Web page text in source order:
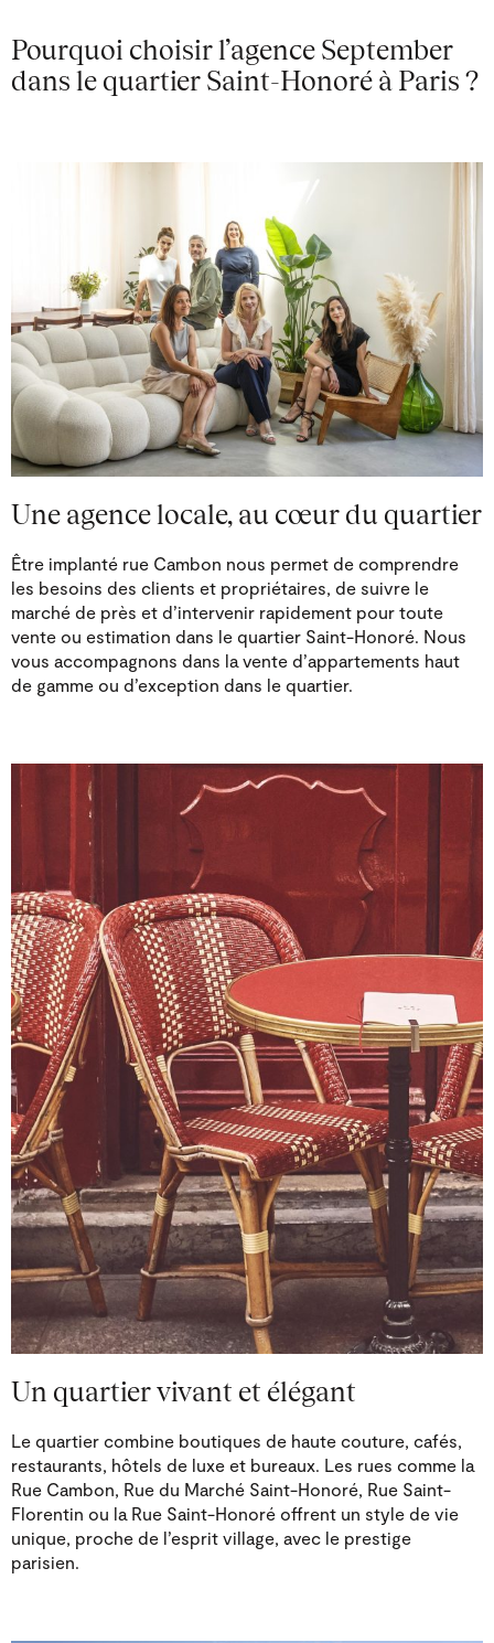
Pourquoi choisir l’agence September
dans le quartier Saint-Honoré à Paris ?
Une agence locale, au cœur du quartier
Être implanté rue Cambon nous permet de comprendre
les besoins des clients et propriétaires, de suivre le
marché de près et d’intervenir rapidement pour toute
vente ou estimation dans le quartier Saint-Honoré. Nous
vous accompagnons dans la vente d’appartements haut
de gamme ou d’exception dans le quartier.
Un quartier vivant et élégant
Le quartier combine boutiques de haute couture, cafés,
restaurants, hôtels de luxe et bureaux. Les rues comme la
Rue Cambon, Rue du Marché Saint-Honoré, Rue Saint-
Florentin ou la Rue Saint-Honoré offrent un style de vie
unique, proche de l’esprit village, avec le prestige
parisien.